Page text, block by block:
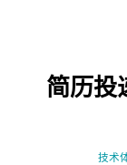
简历
技术